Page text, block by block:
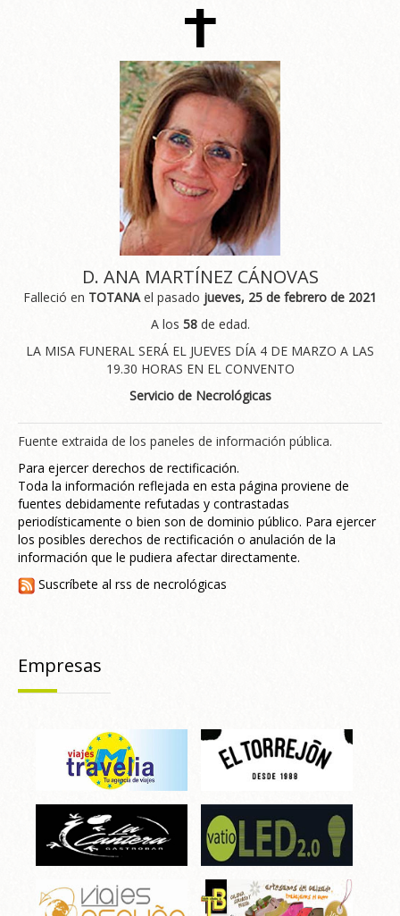
D. ANA MARTÍNEZ CÁNOVAS
Falleció en TOTANAel pasado jueves, 25 de febrero de 2021
A los 58de edad.
LA MISA FUNERAL SERÁ EL JUEVES DÍA 4 DE MARZO A LAS
19.30 HORAS EN EL CONVENTO
Servicio de Necrológicas
Fuente extraida de los paneles de información pública.
Para ejercer derechos de rectificación.
Toda la información reflejada en esta página proviene de
fuentes debidamente refutadas y contrastadas
periodísticamente o bien son de dominio público. Para ejercer
los posibles derechos de rectificación o anulación de la
información que le pudiera afectar directamente.
Suscríbete al rss de necrológicas
Empresas